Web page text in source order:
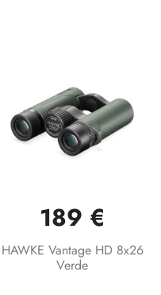
189 €
HAWKE Vantage HD 8x26
Verde